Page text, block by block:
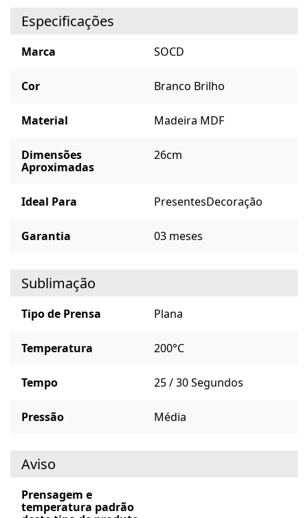
Especificações
Marca SOCD
Cor Branco Brilho
Material Madeira MDF
Dimensões
Aproximadas
26cm
Ideal Para PresentesDecoração
Garantia 03 meses
Sublimação
Tipo de Prensa Plana
Temperatura 200°C
Tempo 25 / 30 Segundos
Pressão Média
Aviso
Prensagem e
temperatura padrão